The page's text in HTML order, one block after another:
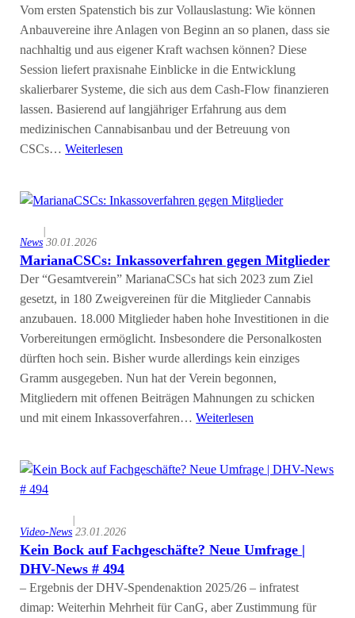
Vom ersten Spatenstich bis zur Vollauslastung: Wie können
Anbauvereine ihre Anlagen von Beginn an so planen, dass sie
nachhaltig und aus eigener Kraft wachsen können? Diese
Session liefert praxisnahe Einblicke in die Entwicklung
skalierbarer Systeme, die sich aus dem Cash-Flow finanzieren
lassen. Basierend auf langjähriger Erfahrung aus dem
medizinischen Cannabisanbau und der Betreuung von
CSCs…Weiterlesen
News
|
30.01.2026
MarianaCSCs: Inkassoverfahren gegen Mitglieder
Der “Gesamtverein” MarianaCSCs hat sich 2023 zum Ziel
gesetzt, in 180 Zweigvereinen für die Mitglieder Cannabis
anzubauen. 18.000 Mitglieder haben hohe Investitionen in die
Vorbereitungen ermöglicht. Insbesondere die Personalkosten
dürften hoch sein. Bisher wurde allerdings kein einziges
Gramm ausgegeben. Nun hat der Verein begonnen,
Mitgliedern mit offenen Beiträgen Mahnungen zu schicken
und mit einem Inkassoverfahren…Weiterlesen
Video-News
|
23.01.2026
Kein Bock auf Fachgeschäfte? Neue Umfrage |
DHV-News # 494
– Ergebnis der DHV-Spendenaktion 2025/26 – infratest
dimap: Weiterhin Mehrheit für CanG, aber Zustimmung für